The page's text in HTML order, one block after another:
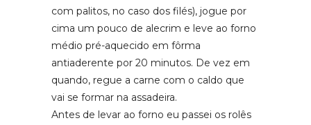
com palitos, no caso dos filés), jogue por
cima um pouco de alecrim e leve ao forno
médio pré-aquecido em fôrma
antiaderente por 20 minutos. De vez em
quando, regue a carne com o caldo que
vai se formar na assadeira.
Antes de levar ao forno eu passei os rolês